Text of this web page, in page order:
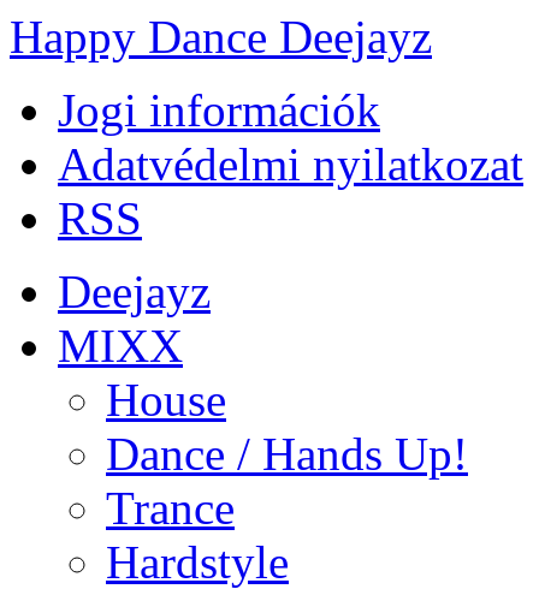
Happy Dance Deejayz
Jogi információk
Adatvédelmi nyilatkozat
RSS
Deejayz
MIXX
House
Dance / Hands Up!
Trance
Hardstyle